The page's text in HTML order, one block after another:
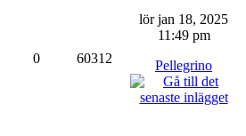
0 60312
lör jan 18, 2025
11:49 pm
Pellegrino